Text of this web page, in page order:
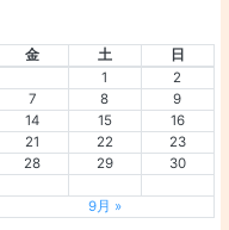
金 土
日
1
2
7 8
9
14 15
16
21 22
23
28 29
30
9月 »